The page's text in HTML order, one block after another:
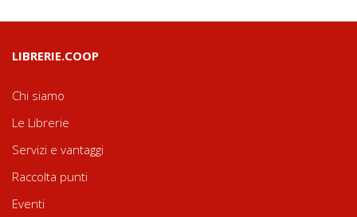
LIBRERIE.COOP
Chi siamo
Le Librerie
Servizi e vantaggi
Raccolta punti
Eventi